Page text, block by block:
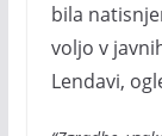
bila
voljo v
Lendavi,